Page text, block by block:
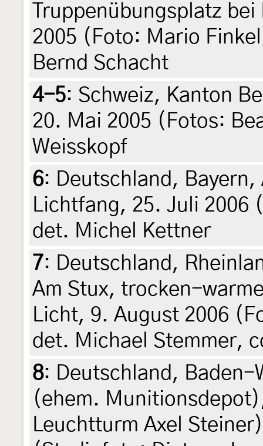
Truppenübungsplatz
2005 (Foto: Mario
Bernd Schacht
4-5: Schweiz, Kanton
20. Mai 2005 (Fotos:
Weisskopf
6: Deutschland,
Lichtfang, 25. Juli
det. Michel Kettner
7: Deutschland,
Am Stux, trocken-
Licht, 9. August 2006
det. Michael Stemmer,
8: Deutschland,
(ehem.
Leuchtturm Axel